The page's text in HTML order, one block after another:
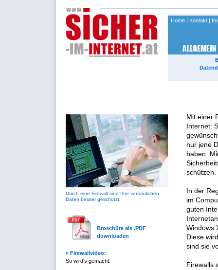
Home | Kontakt |
Durch eine Firewall sind Ihre vertraulichen
Daten besser geschützt.
Broschüre als .PDF
downloaden
» Firewallvideo:
So wird's gemacht.
Mit einer
Internet:
nur jene
haben.
schützen.
In der
im
guten
Windows
Diese
sind sie
Firewalls